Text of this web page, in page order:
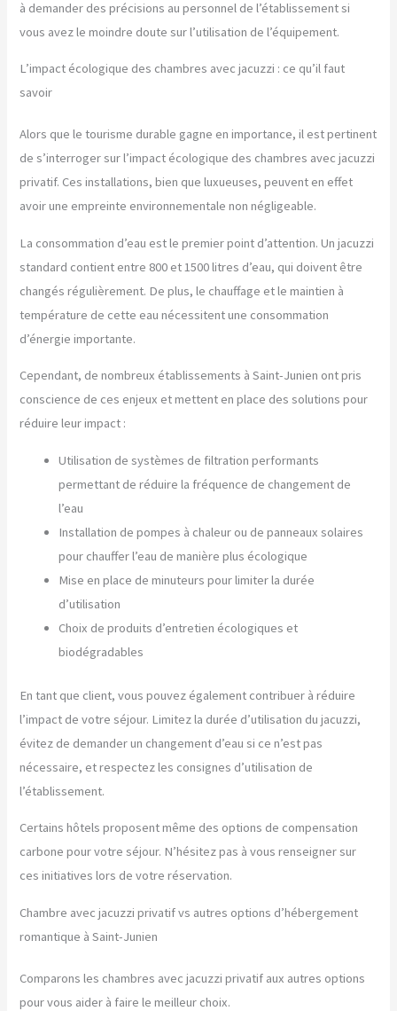
à demander des précisions au personnel de l’établissement si
vous avez le moindre doute sur l’utilisation de l’équipement.
L’impact écologique des chambres avec jacuzzi : ce qu’il faut
savoir
Alors que le tourisme durable gagne en importance, il est pertinent
de s’interroger sur l’impact écologique des chambres avec jacuzzi
privatif. Ces installations, bien que luxueuses, peuvent en effet
avoir une empreinte environnementale non négligeable.
La consommation d’eau est le premier point d’attention. Un jacuzzi
standard contient entre 800 et 1500 litres d’eau, qui doivent être
changés régulièrement. De plus, le chauffage et le maintien à
température de cette eau nécessitent une consommation
d’énergie importante.
Cependant, de nombreux établissements à Saint-Junien ont pris
conscience de ces enjeux et mettent en place des solutions pour
réduire leur impact :
Utilisation de systèmes de filtration performants
permettant de réduire la fréquence de changement de
l’eau
Installation de pompes à chaleur ou de panneaux solaires
pour chauffer l’eau de manière plus écologique
Mise en place de minuteurs pour limiter la durée
d’utilisation
Choix de produits d’entretien écologiques et
biodégradables
En tant que client, vous pouvez également contribuer à réduire
l’impact de votre séjour. Limitez la durée d’utilisation du jacuzzi,
évitez de demander un changement d’eau si ce n’est pas
nécessaire, et respectez les consignes d’utilisation de
l’établissement.
Certains hôtels proposent même des options de compensation
carbone pour votre séjour. N’hésitez pas à vous renseigner sur
ces initiatives lors de votre réservation.
Chambre avec jacuzzi privatif vs autres options d’hébergement
romantique à Saint-Junien
Comparons les chambres avec jacuzzi privatif aux autres options
pour vous aider à faire le meilleur choix.